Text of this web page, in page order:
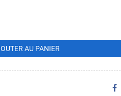
AU PANIER